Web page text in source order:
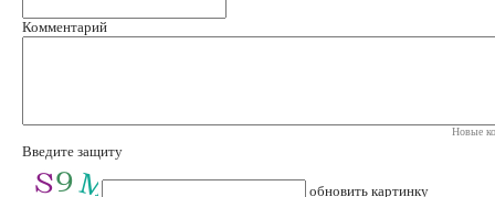
Комментарий
Новые
Введите защиту
обновить картинку